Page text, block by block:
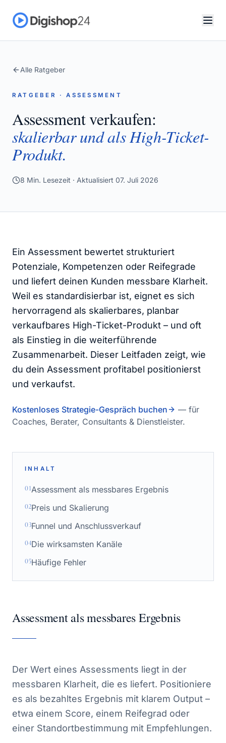
Alle Ratgeber
RATGEBER · ASSESSMENT
Assessment verkaufen:
skalierbar und als High-Ticket-
Produkt.
8 Min. Lesezeit · Aktualisiert 07. Juli 2026
Ein Assessment bewertet strukturiert
Potenziale, Kompetenzen oder Reifegrade
und liefert deinen Kunden messbare Klarheit.
Weil es standardisierbar ist, eignet es sich
hervorragend als skalierbares, planbar
verkaufbares High-Ticket-Produkt – und oft
als Einstieg in die weiterführende
Zusammenarbeit. Dieser Leitfaden zeigt, wie
du dein Assessment profitabel positionierst
und verkaufst.
Kostenloses Strategie-Gespräch buchen
— für
Coaches, Berater, Consultants & Dienstleister.
INHALT
01Assessment als messbares Ergebnis
02Preis und Skalierung
03Funnel und Anschlussverkauf
04Die wirksamsten Kanäle
05Häufige Fehler
Assessment als messbares Ergebnis
Der Wert eines Assessments liegt in der
messbaren Klarheit, die es liefert. Positioniere
es als bezahltes Ergebnis mit klarem Output –
etwa einem Score, einem Reifegrad oder
einer Standortbestimmung mit Empfehlungen.